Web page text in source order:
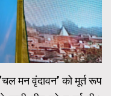
मन वृंदावन’ को मूर्त रूप